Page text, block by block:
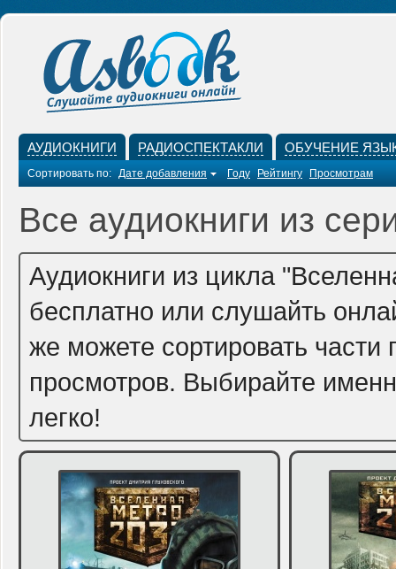
АУДИОКНИГИ РАДИОСПЕКТАКЛИ ОБУЧЕНИЕ
Сортировать по: Дате добавления Году Рейтингу Просмотрам
Все аудиокниги из
Аудиокниги из цикла
бесплатно или слушайть
же можете сортировать части
просмотров. Выбирайте
легко!